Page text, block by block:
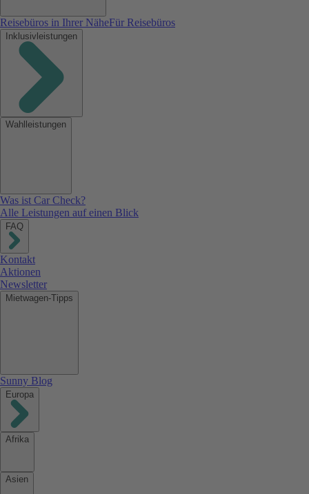
Reisebüros in Ihrer NäheFür Reisebüros
Inklusivleistungen
Wahlleistungen
Was ist Car Check?
Alle Leistungen auf einen Blick
FAQ
Kontakt
Aktionen
Newsletter
Mietwagen-Tipps
Sunny Blog
Europa
Afrika
Asien